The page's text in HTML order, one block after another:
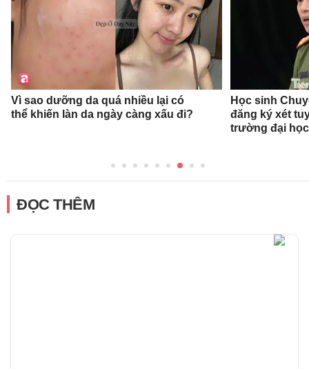
Vì sao dưỡng da quá nhiều lại có
thể khiến làn da ngày càng xấu đi?
Học sinh
đăng ký xét
trường đại
ĐỌC THÊM